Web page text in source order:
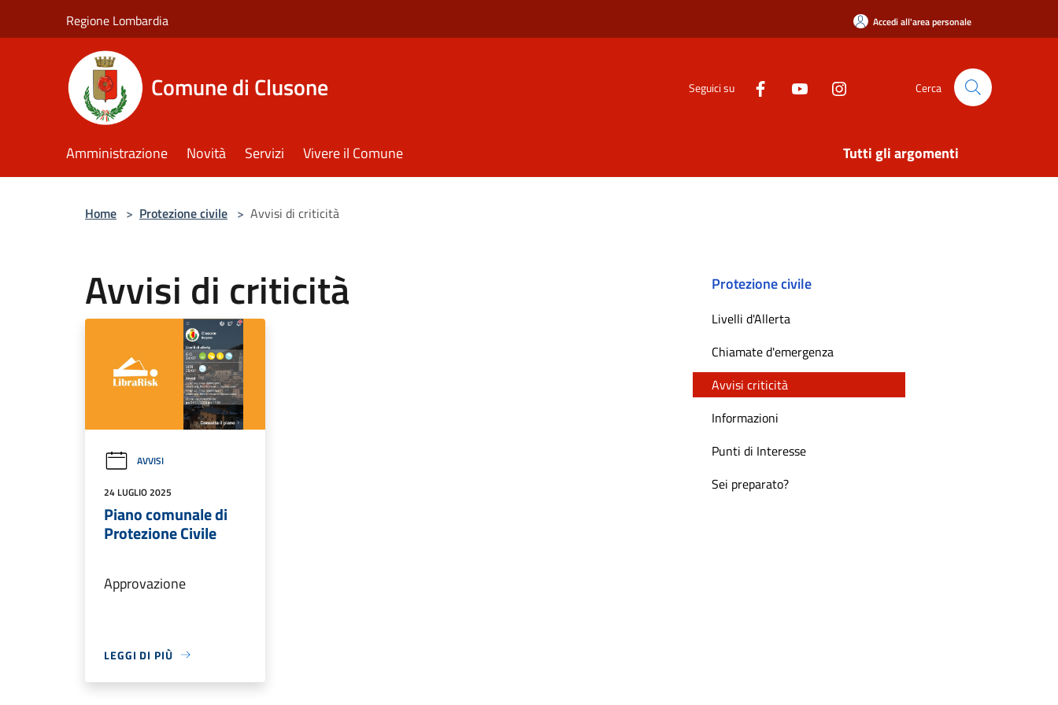
Regione Lombardia Accedi all'area personale
Comune di Clusone Seguici su Cerca
Amministrazione Novità Servizi Vivere il Comune Tutti gli argomenti
Home > Protezione civile > Avvisi di criticità
Avvisi di criticità
AVVISI
24 LUGLIO 2025
Piano comunale di
Protezione Civile
Approvazione
LEGGI DI PIÙ
Protezione civile
Livelli d'Allerta
Chiamate d'emergenza
Avvisi criticità
Informazioni
Punti di Interesse
Sei preparato?